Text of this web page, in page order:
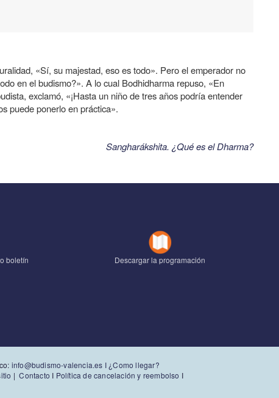
«Sí, su majestad, eso es todo». Pero el emperador no
en el budismo?». A lo cual Bodhidharma repuso, «En
exclamó, «¡Hasta un niño de tres años podría entender
puede ponerlo en práctica».
Sangharákshita. ¿Qué es el Dharma?
boletín Descargar la programación
info@budismo-valencia.es I ¿Como llegar?
|Contacto I Política de cancelación y reembolso I